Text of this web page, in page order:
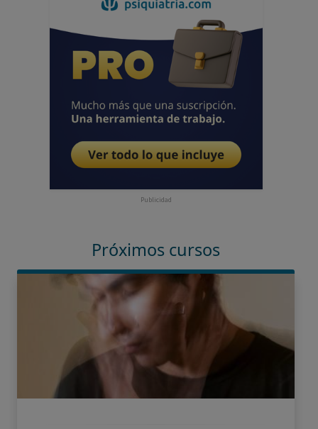
Publicidad
Próximos cursos